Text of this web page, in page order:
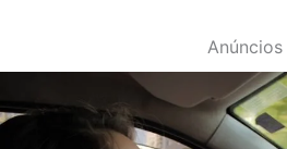
Anúncios